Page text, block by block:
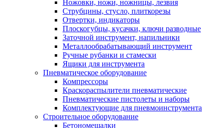
Ножовки, ножи, ножницы, лезвия
Струбцины, стусло, плиткорезы
Отвертки, индикаторы
Плоскогубцы, кусачки, ключи разводные
Заточной инструмент, напильники
Металлообрабатывающий инструмент
Ручные рубанки и стамески
Ящики для инструмента
Пневматическое оборудование
Компрессоры
Краскораспылители пневматические
Пневматические пистолеты и наборы
Комплектующие для пневмоинструмента
Строительное оборудование
Бетономешалки